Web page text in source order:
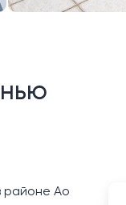
районе Ао